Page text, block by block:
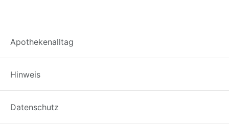
Apothekenalltag
Hinweis
Datenschutz
Lager-